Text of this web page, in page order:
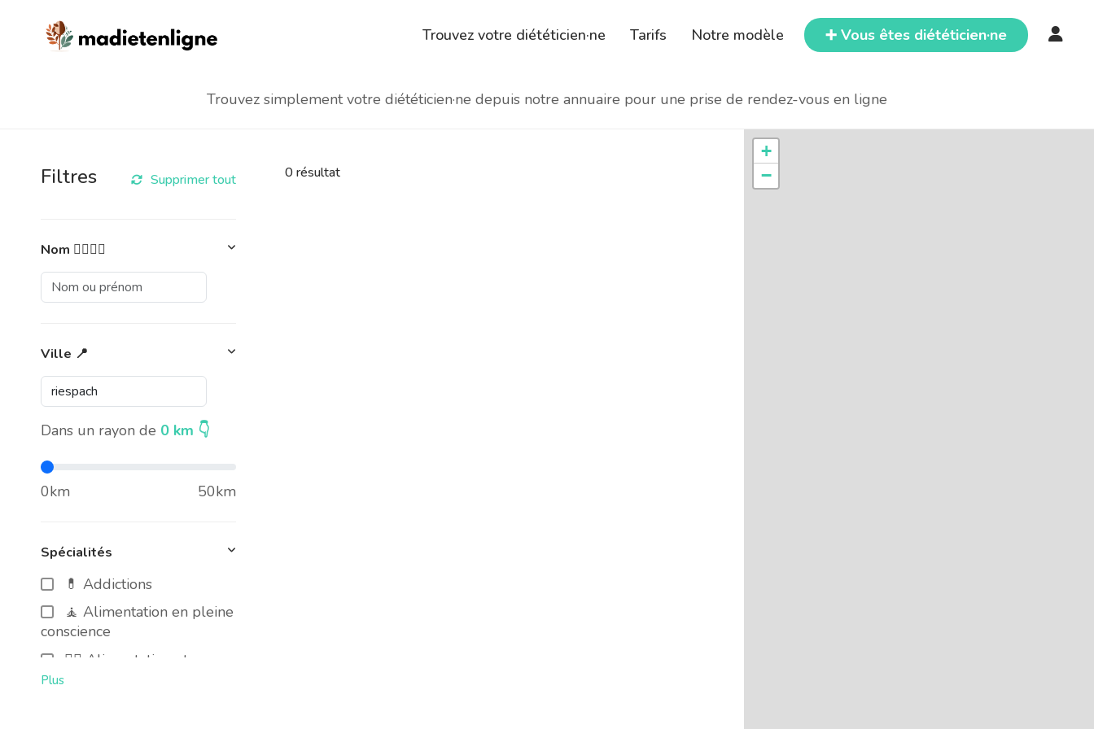
Trouvez votre diététicien·ne Tarifs Notre modèle ➕ Vous êtes diététicien·ne
Trouvez simplement votre diététicien·ne depuis notre annuaire pour une prise de rendez-vous en ligne
Filtres Supprimer tout
Nom 👩‍⚕️👨‍⚕️
Ville 📍
Dans un rayon de 0 km 👇
0km 50km
Spécialités
💊 Addictions
🧘 Alimentation en pleine
conscience
🧑‍⚕️ Alimentation et cancer
Plus
0résultat
+
−